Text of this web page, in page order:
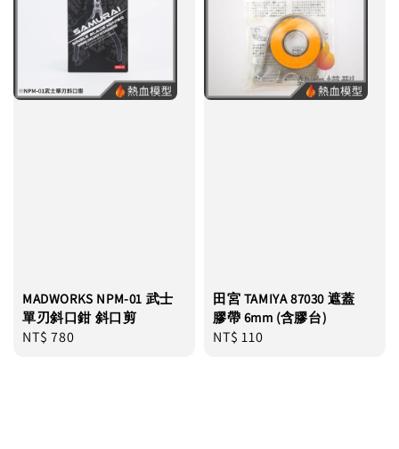
MADWORKS NPM-01 武士
單刃斜口鉗 斜口剪
Regular
NT$ 780
田宮 TAMIYA 87030 遮蓋
膠帶 6mm (含膠台)
Regular
NT$ 110